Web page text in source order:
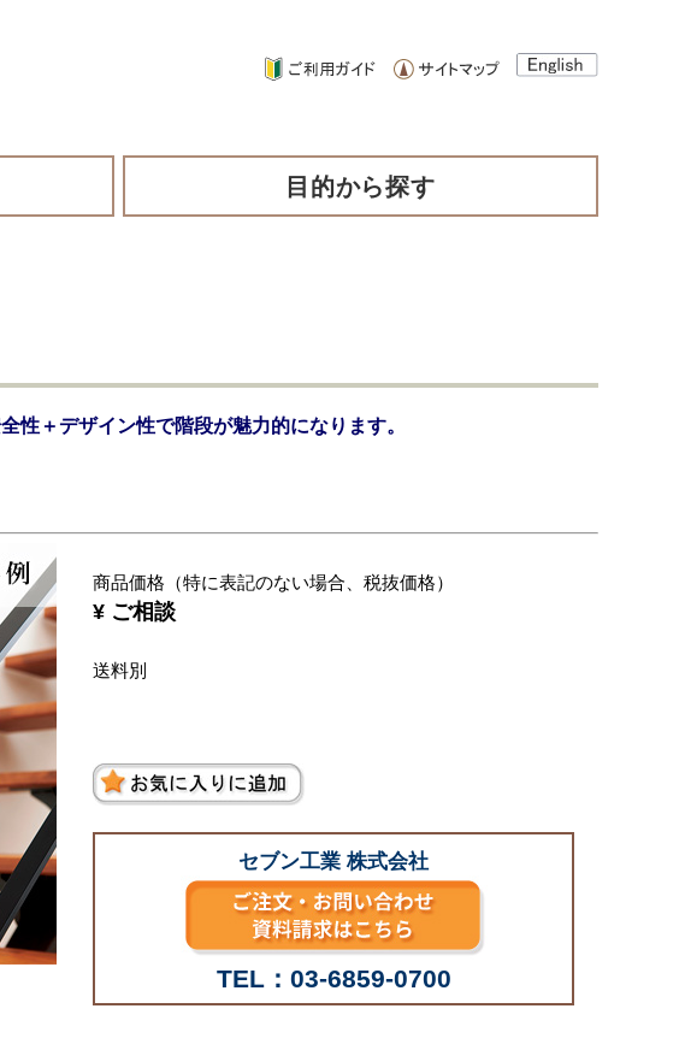
目的から探す
性＋デザイン性で階段が魅力的になります。
商品価格（特に表記のない場合、税抜価格）
¥ ご相談
送料別
セブン工業 株式会社
TEL：03-6859-0700